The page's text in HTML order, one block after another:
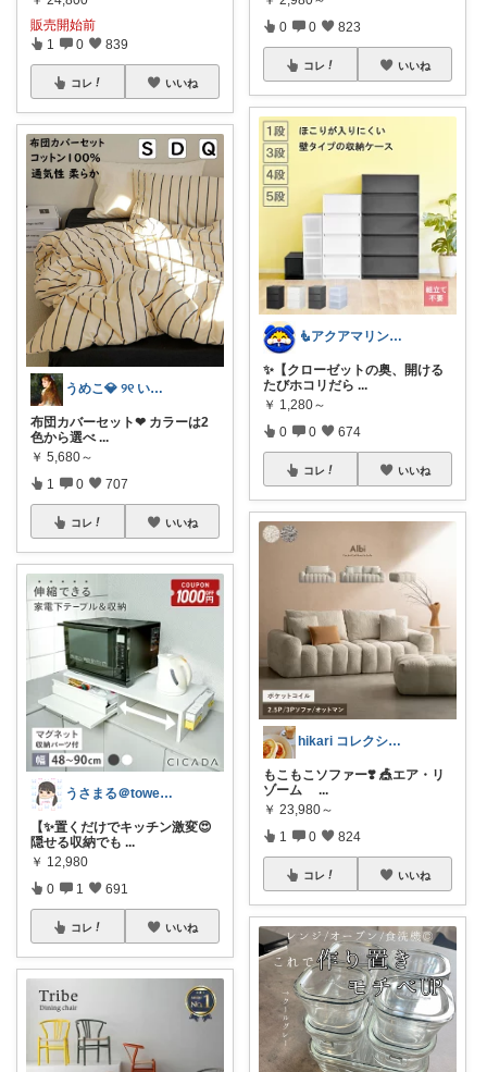
販売開始前
1 0 839
コレ いいね
うめこ💎 ୨୧ いつも感謝 ୨୧
布団カバーセット❤︎ カラーは2
色から選べ ...
￥ 5,680～
1 0 707
コレ いいね
うさまる＠tower愛好家
【✨置くだけでキッチン激変😍
隠せる収納でも ...
￥ 12,980
0 1 691
コレ いいね
0 0 823
コレ いいね
🧜アクアマリン⚡️暮らしに笑顔をプラス
✨【クローゼットの奥、開ける
たびホコリだら ...
￥ 1,280～
0 0 674
コレ いいね
hikari コレクション見てね✨
もこもこソファー❣️ 🎪エア・リ
ゾーム
...
￥ 23,980～
1 0 824
コレ いいね